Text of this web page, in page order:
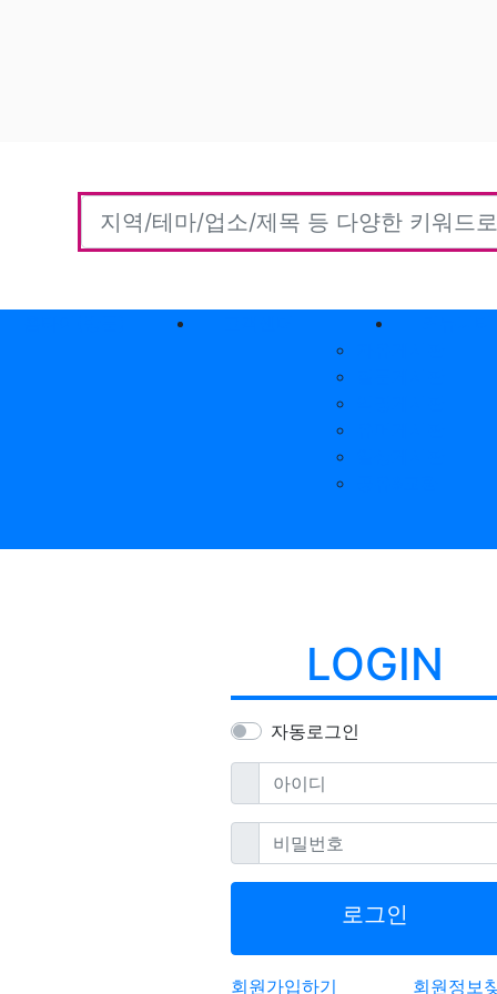
LOGIN
자동로그인
아이디필수
비밀번호필수
로그인
회원가입하기 회원정보